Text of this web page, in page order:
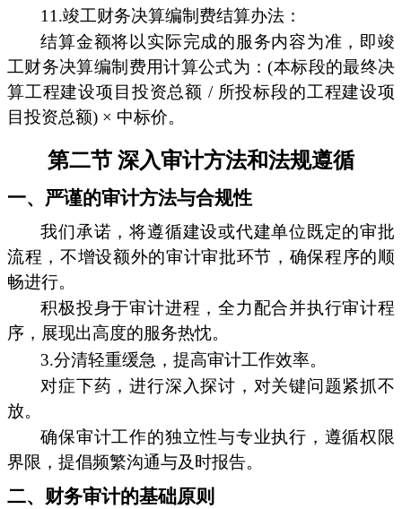
11.竣工财务决算编制费结算办法：
结算金额将以实际完成的服务内容为准，即竣
工财务决算编制费用计算公式为：(本标段的最终决
算工程建设项目投资总额 / 所投标段的工程建设项
目投资总额) × 中标价。
第二节 深入审计方法和法规遵循
一、严谨的审计方法与合规性
我们承诺，将遵循建设或代建单位既定的审批
流程，不增设额外的审计审批环节，确保程序的顺
畅进行。
积极投身于审计进程，全力配合并执行审计程
序，展现出高度的服务热忱。
3.分清轻重缓急，提高审计工作效率。
对症下药，进行深入探讨，对关键问题紧抓不
放。
确保审计工作的独立性与专业执行，遵循权限
界限，提倡频繁沟通与及时报告。
二、财务审计的基础原则